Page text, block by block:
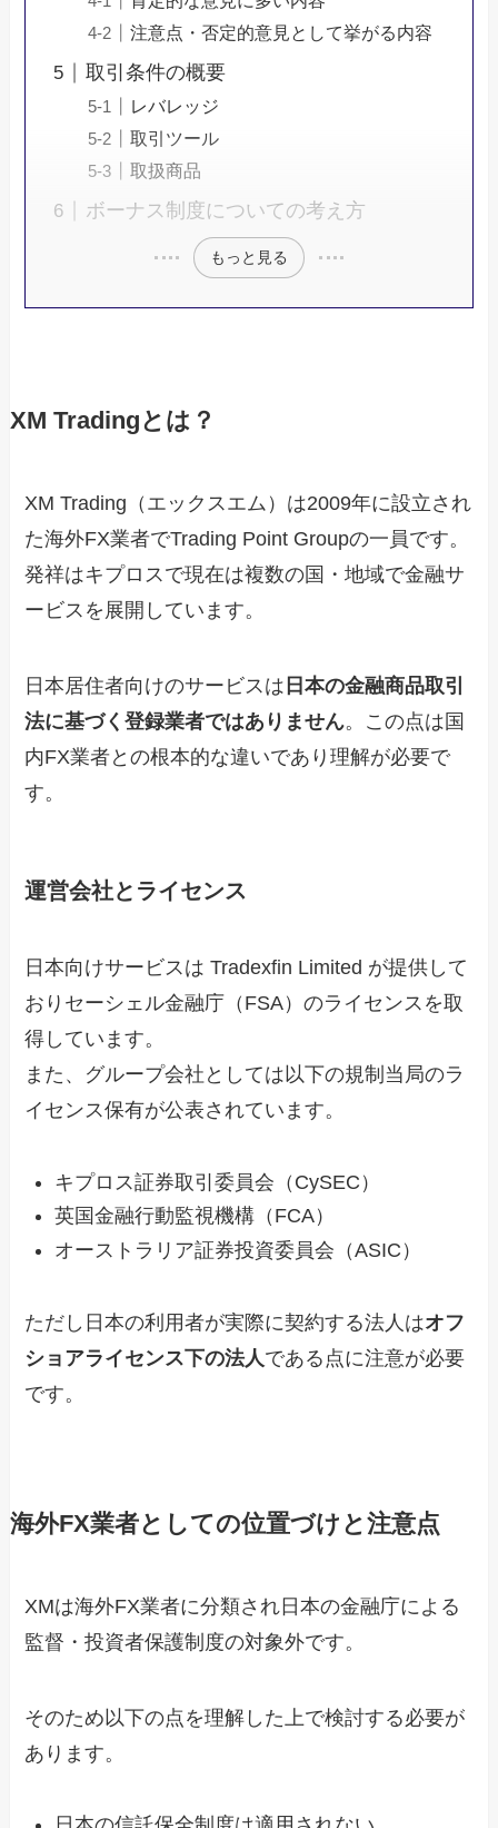
注意点・否定的意見として挙がる内容
取引条件の概要
レバレッジ
取引ツール
取扱商品
ボーナス制度についての考え方
もっと見る
XM Tradingとは？
XM Trading（エックスエム）は2009年に設立され
た海外FX業者でTrading Point Groupの一員です。
発祥はキプロスで現在は複数の国・地域で金融サ
ービスを展開しています。
日本居住者向けのサービスは 日本の金融商品取引
法に基づく登録業者ではありません。この点は国
内FX業者との根本的な違いであり理解が必要で
す。
運営会社とライセンス
日本向けサービスは Tradexfin Limited が提供して
おりセーシェル金融庁（FSA）のライセンスを取
得しています。
また、グループ会社としては以下の規制当局のラ
イセンス保有が公表されています。
キプロス証券取引委員会（CySEC）
英国金融行動監視機構（FCA）
オーストラリア証券投資委員会（ASIC）
ただし日本の利用者が実際に契約する法人はオフ
ショアライセンス下の法人 である点に注意が必要
です。
海外FX業者としての位置づけと注意点
XMは海外FX業者に分類され日本の金融庁による
監督・投資者保護制度の対象外です。
そのため以下の点を理解した上で検討する必要が
あります。